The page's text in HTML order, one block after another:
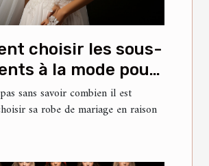
choisir les sous-
à la mode pour
de mariée ?
sans savoir combien il est
sa robe de mariage en raison